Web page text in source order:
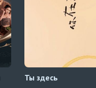
Ты здесь